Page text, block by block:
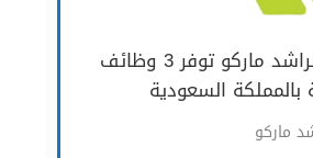
شركة محمد الراشد ماركو توفر 3 وظائف
السعودية
ماركو